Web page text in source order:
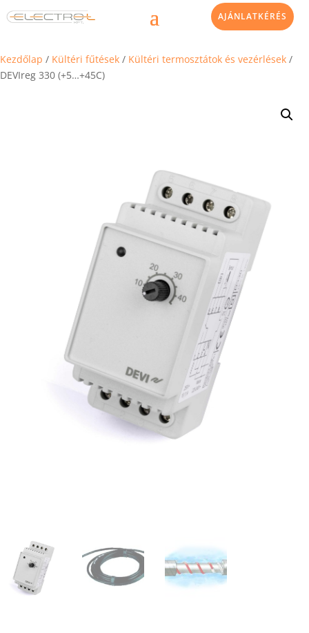
AJÁNLATKÉRÉS
Kezdőlap / Kültéri fűtések / Kültéri termosztátok és vezérlések /
DEVIreg 330 (+5…+45C)